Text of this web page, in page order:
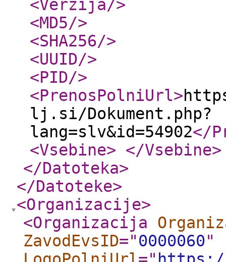
<Verzija/>
<MD5/>
<SHA256/>
<UUID/>
<PID/>
<PrenosPolniUrl>
lj.si/Dokument.php?
lang=slv&id=54902</
<Vsebine> </Vsebine>
</Datoteka>
</Datoteke>
<Organizacije>
<Organizacija
ZavodEvsID="0000060"